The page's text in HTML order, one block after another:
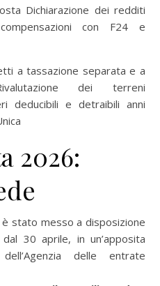
Dichiarazione dei redditi
con F24 e
a tassazione separata e a
dei terreni
deducibili e detraibili anni
2026:
stato messo a disposizione
30 aprile, in un’apposita
delle entrate